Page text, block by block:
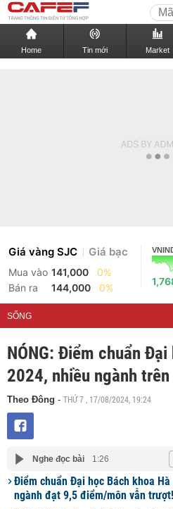
Home Tin mới Market
Giá vàng SJC Giá bạc
Mua vào 141,000
0%
Bán ra
144,000 0%
SỐNG
NÓNG: Điểm chuẩn
2024, nhiều ngành
Theo Đông - THỨ 7 , 17/08/2024, 19:24
Nghe đọc bài 1:26
Điểm chuẩn Đại học Bách khoa Hà
ngành đạt 9,5 điểm/môn vẫn trượt!